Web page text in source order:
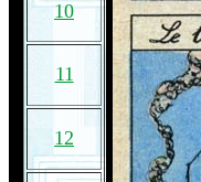
10
11
12